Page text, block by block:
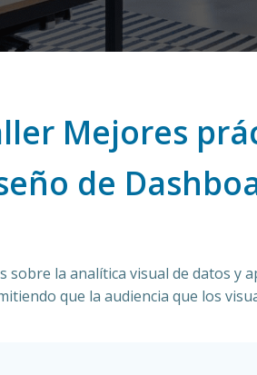
Mejores
de
la analítica visual de datos y
que la audiencia que los